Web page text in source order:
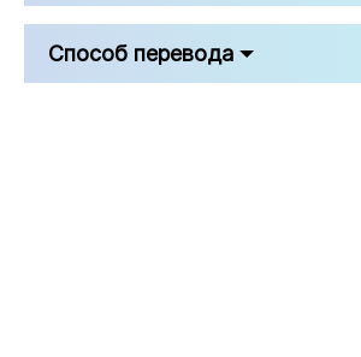
Способ перевода